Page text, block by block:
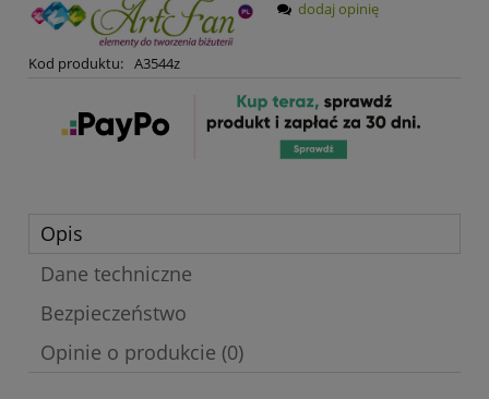
Kod produktu: A3544z
dodaj opinię
Opis
Dane techniczne
Bezpieczeństwo
Opinie o produkcie (0)